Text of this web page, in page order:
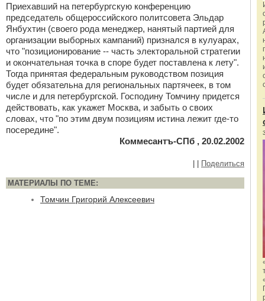
Приехавший на петербургскую конференцию
председатель общероссийского политсовета Эльдар
Янбухтин (своего рода менеджер, нанятый партией для
организации выборных кампаний) признался в кулуарах,
что "позиционирование -- часть электоральной стратегии
и окончательная точка в споре будет поставлена к лету".
Тогда принятая федеральным руководством позиция
будет обязательна для региональных партячеек, в том
числе и для петербургской. Господину Томчину придется
действовать, как укажет Москва, и забыть о своих
словах, что "по этим двум позициям истина лежит где-то
посередине".
Коммесантъ-СПб , 20.02.2002
Поделиться
МАТЕРИАЛЫ ПО ТЕМЕ:
Томчин Григорий Алексеевич